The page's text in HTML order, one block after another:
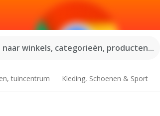
naar winkels, categorieën, producten...
tuincentrum Kleding, Schoenen & Sport